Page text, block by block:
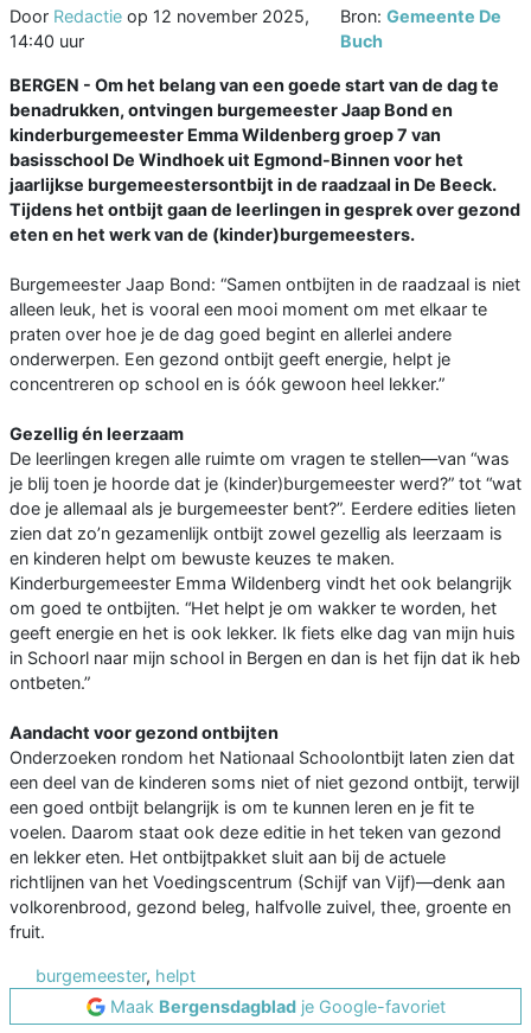
Door Redactie op 12 november 2025,
14:40 uur
Bron:Gemeente De
Buch
BERGEN - Om het belang van een goede start van de dag te
benadrukken, ontvingen burgemeester Jaap Bond en
kinderburgemeester Emma Wildenberg groep 7 van
basisschool De Windhoek uit Egmond-Binnen voor het
jaarlijkse burgemeestersontbijt in de raadzaal in De Beeck.
Tijdens het ontbijt gaan de leerlingen in gesprek over gezond
eten en het werk van de (kinder)burgemeesters.
Burgemeester Jaap Bond: “Samen ontbijten in de raadzaal is niet
alleen leuk, het is vooral een mooi moment om met elkaar te
praten over hoe je de dag goed begint en allerlei andere
onderwerpen. Een gezond ontbijt geeft energie, helpt je
concentreren op school en is óók gewoon heel lekker.”
Gezellig én leerzaam
De leerlingen kregen alle ruimte om vragen te stellen—van “was
je blij toen je hoorde dat je (kinder)burgemeester werd?” tot “wat
doe je allemaal als je burgemeester bent?”. Eerdere edities lieten
zien dat zo’n gezamenlijk ontbijt zowel gezellig als leerzaam is
en kinderen helpt om bewuste keuzes te maken.
Kinderburgemeester Emma Wildenberg vindt het ook belangrijk
om goed te ontbijten. “Het helpt je om wakker te worden, het
geeft energie en het is ook lekker. Ik fiets elke dag van mijn huis
in Schoorl naar mijn school in Bergen en dan is het fijn dat ik heb
ontbeten.”
Aandacht voor gezond ontbijten
Onderzoeken rondom het Nationaal Schoolontbijt laten zien dat
een deel van de kinderen soms niet of niet gezond ontbijt, terwijl
een goed ontbijt belangrijk is om te kunnen leren en je fit te
voelen. Daarom staat ook deze editie in het teken van gezond
en lekker eten. Het ontbijtpakket sluit aan bij de actuele
richtlijnen van het Voedingscentrum (Schijf van Vijf)—denk aan
volkorenbrood, gezond beleg, halfvolle zuivel, thee, groente en
fruit.
burgemeester, helpt
Maak Bergensdagbladje Google-favoriet